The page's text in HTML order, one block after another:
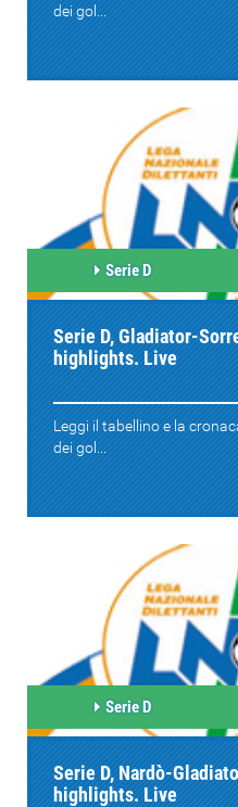
dei gol...
Serie D
Serie D, Gladiator-
highlights. Live
Leggi il tabellino e la
dei gol...
Serie D
Serie D, Nardò-
highlights. Live